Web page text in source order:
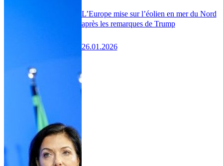
L’Europe mise sur l’éolien en mer du Nord
après les remarques de Trump
26.01.2026